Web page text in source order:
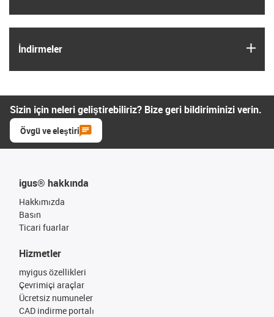
İndirmeler
Sizin için neleri geliştirebiliriz? Bize geri bildiriminizi verin.
Övgü ve eleştiri
igus® hakkında
Hakkımızda
Basın
Ticari fuarlar
Hizmetler
myigus özellikleri
Çevrimiçi araçlar
Ücretsiz numuneler
CAD indirme portalı